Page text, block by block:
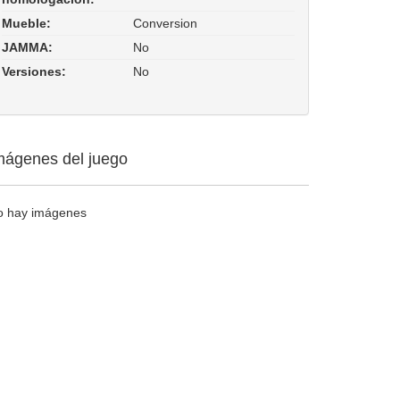
Mueble:
Conversion
JAMMA:
No
Versiones:
No
del juego
hay imágenes